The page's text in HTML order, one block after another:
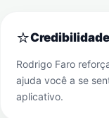
⭐Credibilidade
Rodrigo Faro
ajuda você a se
aplicativo.